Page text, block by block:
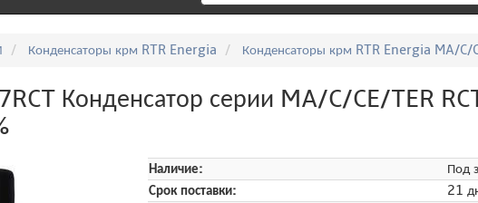
Конденсаторы крм RTR Energia Конденсаторы крм RTR Energia MA/C/
Конденсатор серии MA/C/CE/TER
Наличие:
Под
Срок поставки:
21